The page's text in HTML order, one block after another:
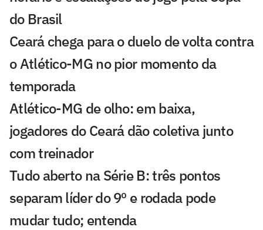
do Brasil
Ceará chega para o duelo de volta contra
o Atlético-MG no pior momento da
temporada
Atlético-MG de olho: em baixa,
jogadores do Ceará dão coletiva junto
com treinador
Tudo aberto na Série B: três pontos
separam líder do 9º e rodada pode
mudar tudo; entenda